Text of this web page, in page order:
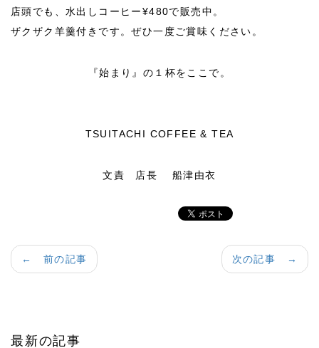
店頭でも、水出しコーヒー¥480で販売中。
ザクザク羊羹付きです。ぜひ一度ご賞味ください。
『始まり』の１杯をここで。
TSUITACHI COFFEE & TEA
文責 店長 船津由衣
次の記事 →
← 前の記事
最新の記事